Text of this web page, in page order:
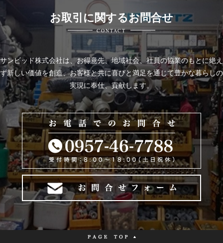
お取引に関するお問合せ
CONTACT
サンビッド株式会社は、お得意先、地域社会、社員の協業のもとに絶え
ず新しい価値を創造、お客様と共に喜びと満足を通じて豊かな暮らしの
実現に奉仕、貢献します。